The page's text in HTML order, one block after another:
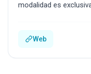
modalidad es
Web